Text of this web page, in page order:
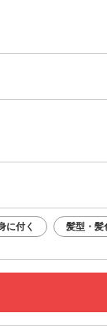
に付く 髪型・髪